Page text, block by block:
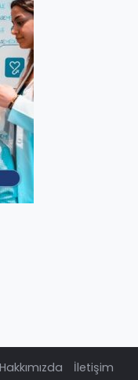
Hakkımızda İletişim